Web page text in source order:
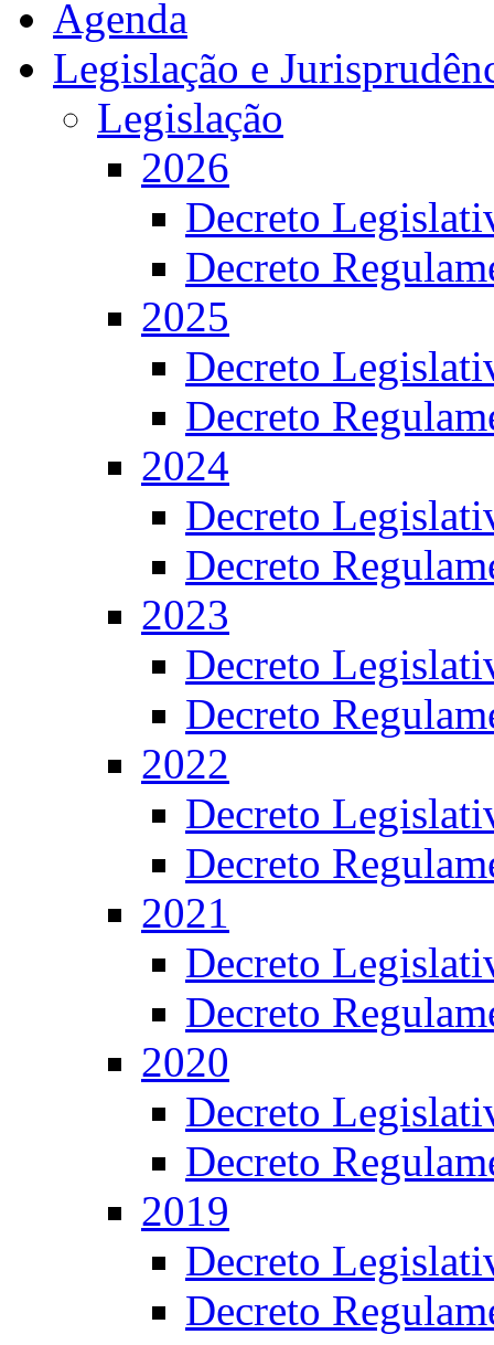
Agenda
Legislação e
Legislação
2026
Decreto
Decreto
2025
Decreto
Decreto
2024
Decreto
Decreto
2023
Decreto
Decreto
2022
Decreto
Decreto
2021
Decreto
Decreto
2020
Decreto
Decreto
2019
Decreto
Decreto